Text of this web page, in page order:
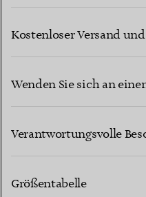
Kostenloser Versand
Wenden Sie sich an
Verantwortungsvolle
Größentabelle